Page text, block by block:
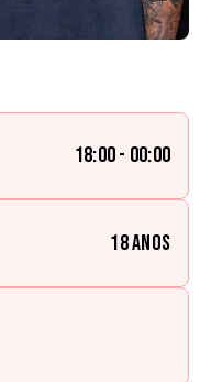
18:00 - 00:00
18 anos